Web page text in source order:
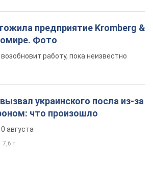
предприятие Kromberg &
Фото
работу, пока неизвестно
украинского посла из-за
что произошло
августа
7,6 т.